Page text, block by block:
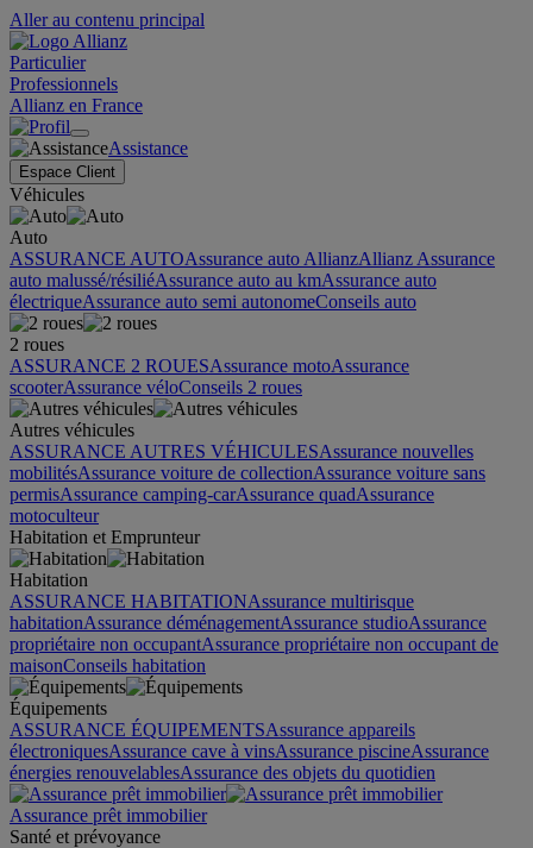
Aller au contenu principal
Particulier
Professionnels
Allianz en France
Assistance
Espace Client
Véhicules
Auto
ASSURANCE AUTOAssurance auto AllianzAllianz Assurance
auto malussé/résiliéAssurance auto au kmAssurance auto
électriqueAssurance auto semi autonomeConseils auto
2 roues
ASSURANCE 2 ROUESAssurance motoAssurance
scooterAssurance véloConseils 2 roues
Autres véhicules
ASSURANCE AUTRES VÉHICULESAssurance nouvelles
mobilitésAssurance voiture de collectionAssurance voiture sans
permisAssurance camping-carAssurance quadAssurance
motoculteur
Habitation et Emprunteur
Habitation
ASSURANCE HABITATIONAssurance multirisque
habitationAssurance déménagementAssurance studioAssurance
propriétaire non occupantAssurance propriétaire non occupant de
maisonConseils habitation
Équipements
ASSURANCE ÉQUIPEMENTSAssurance appareils
électroniquesAssurance cave à vinsAssurance piscineAssurance
énergies renouvelablesAssurance des objets du quotidien
Assurance prêt immobilier
Santé et prévoyance